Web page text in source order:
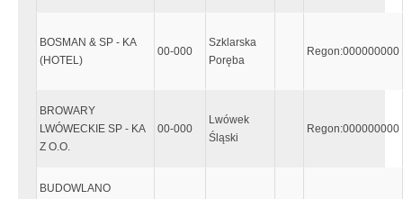
BOSMAN & SP - KA
(HOTEL)
00-000
Szklarska
Poręba
Regon:000000000
BROWARY
LWÓWECKIE SP - KA
Z O.O.
00-000
Lwówek
Śląski
Regon:000000000
BUDOWLANO